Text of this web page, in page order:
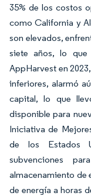
35% de los costos
como California y
son elevados,
siete años, lo que
AppHarvest en
inferiores, alarmó
capital, lo que
disponible para
Iniciativa de
de los Estados
subvenciones
almacenamiento de
de energía a horas